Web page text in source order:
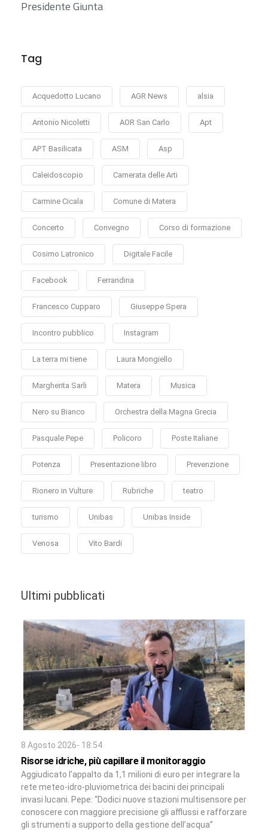
Presidente Giunta
Tag
Acquedotto Lucano AGR News alsia
Antonio Nicoletti AOR San Carlo Apt
APT Basilicata ASM Asp
Caleidoscopio Camerata delle Arti
Carmine Cicala Comune di Matera
Concerto Convegno Corso di formazione
Cosimo Latronico Digitale Facile
Facebook Ferrandina
Francesco Cupparo Giuseppe Spera
Incontro pubblico Instagram
La terra mi tiene Laura Mongiello
Margherita Sarli Matera Musica
Nero su Bianco Orchestra della Magna Grecia
Pasquale Pepe Policoro Poste Italiane
Potenza Presentazione libro Prevenzione
Rionero in Vulture Rubriche teatro
turismo Unibas Unibas Inside
Venosa Vito Bardi
Ultimi pubblicati
8 Agosto 2026- 18:54
Risorse idriche, più capillare il monitoraggio
Aggiudicato l’appalto da 1,1 milioni di euro per integrare la
rete meteo-idro-pluviometrica dei bacini dei principali
invasi lucani. Pepe: “Dodici nuove stazioni multisensore per
conoscere con maggiore precisione gli afflussi e rafforzare
gli strumenti a supporto della gestione dell’acqua”